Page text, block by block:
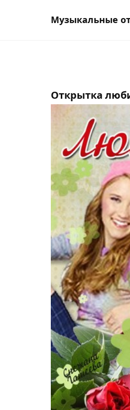
Музыкальные
Открытка